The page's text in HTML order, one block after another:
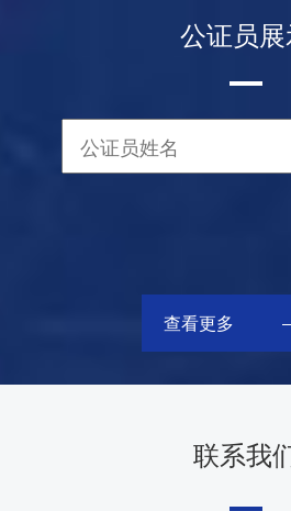
公证员
查看更多
联系我